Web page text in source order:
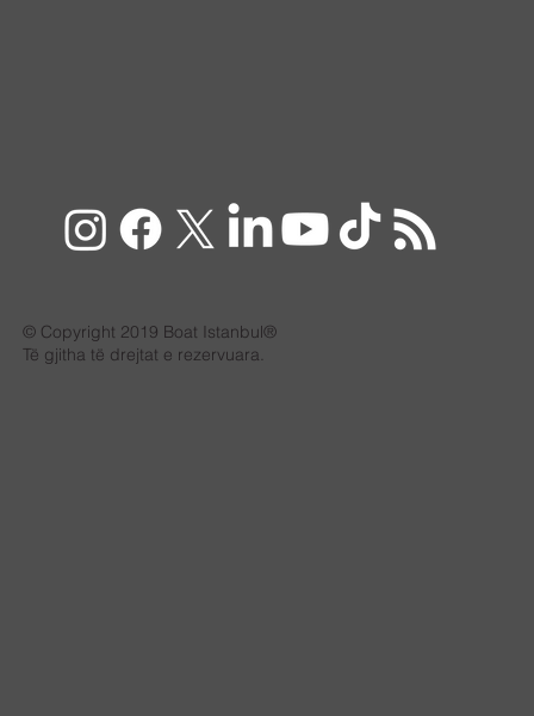
© Copyright 2019 Boat Istanbul®
Të gjitha të drejtat e rezervuara.